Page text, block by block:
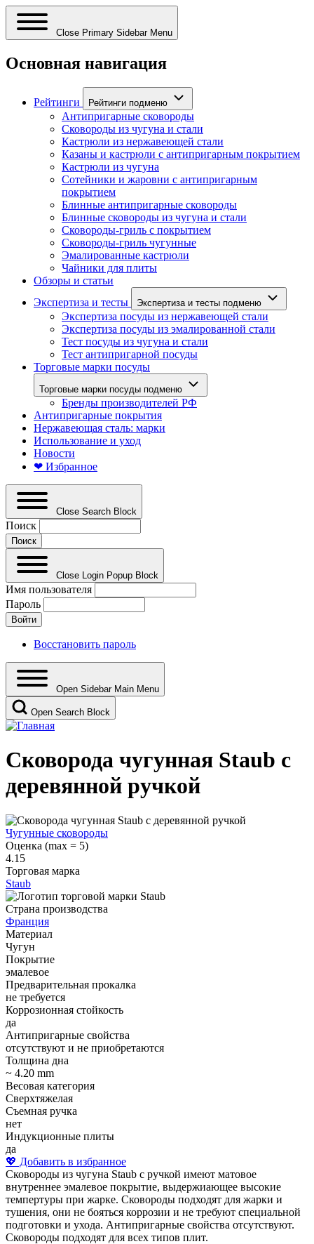
Close Primary Sidebar Menu
Основная навигация
Рейтинги Рейтинги подменю
Антипригарные сковороды
Сковороды из чугуна и стали
Кастрюли из нержавеющей стали
Казаны и кастрюли с антипригарным покрытием
Кастрюли из чугуна
Сотейники и жаровни с антипригарным
покрытием
Блинные антипригарные сковороды
Блинные сковороды из чугуна и стали
Сковороды-гриль с покрытием
Сковороды-гриль чугунные
Эмалированные кастрюли
Чайники для плиты
Обзоры и статьи
Экспертиза и тесты
Экспертиза и тесты подменю
Экспертиза посуды из нержавеющей стали
Экспертиза посуды из эмалированной стали
Тест посуды из чугуна и стали
Тест антипригарной посуды
Торговые марки посуды
Торговые марки посуды подменю
Бренды производителей РФ
Антипригарные покрытия
Нержавеющая сталь: марки
Использование и уход
Новости
❤ Избранное
Close Search Block
Поиск
Close Login Popup Block
Имя пользователя
Пароль
Восстановить пароль
Open Sidebar Main Menu
Open Search Block
Сковорода чугунная Staub с
деревянной ручкой
Чугунные сковороды
Оценка (max = 5)
4.15
Торговая марка
Staub
Страна производства
Франция
Материал
Чугун
Покрытие
эмалевое
Предварительная прокалка
не требуется
Коррозионная стойкость
да
Антипригарные свойства
отсутствуют и не приобретаются
Толщина дна
~ 4.20 mm
Весовая категория
Сверхтяжелая
Съемная ручка
нет
Индукционные плиты
да
💖 Добавить в избранное
Cковороды из чугуна Staub с ручкой имеют матовое
внутреннее эмалевое покрытие, выдержиающее высокие
темпертуры при жарке. Сковороды подходят для жарки и
тушения, они не бояться коррозии и не требуют специальной
подготовки и ухода. Антипригарные свойства отсутствуют.
Сковороды подходят для всех типов плит.